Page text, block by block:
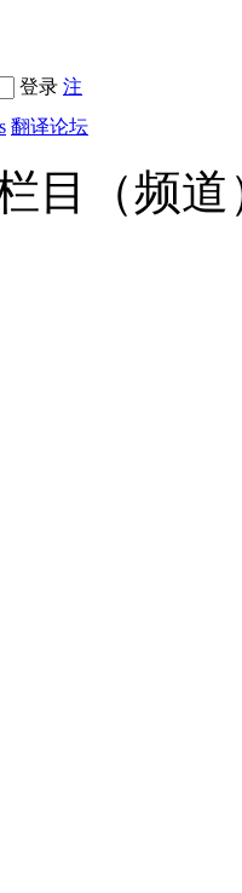
登录 注
翻译论坛
目（频道